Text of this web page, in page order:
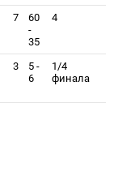
7
60
-
35
4
3
5 -
6
1/4
финала